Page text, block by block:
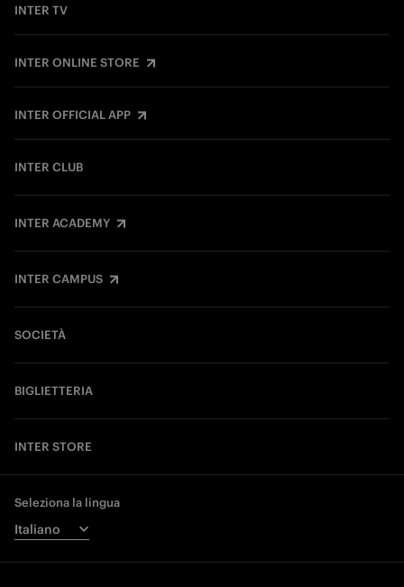
INTER TV
INTER ONLINE STORE
INTER OFFICIAL APP
INTER CLUB
INTER ACADEMY
INTER CAMPUS
SOCIETÀ
BIGLIETTERIA
INTER STORE
Seleziona la lingua